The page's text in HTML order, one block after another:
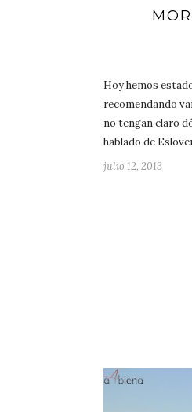
Hoy hemos
recomendando
no tengan claro
hablado de
julio 12, 2013